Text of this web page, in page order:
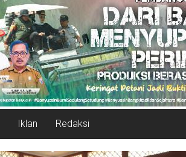
Iklan Redaksi